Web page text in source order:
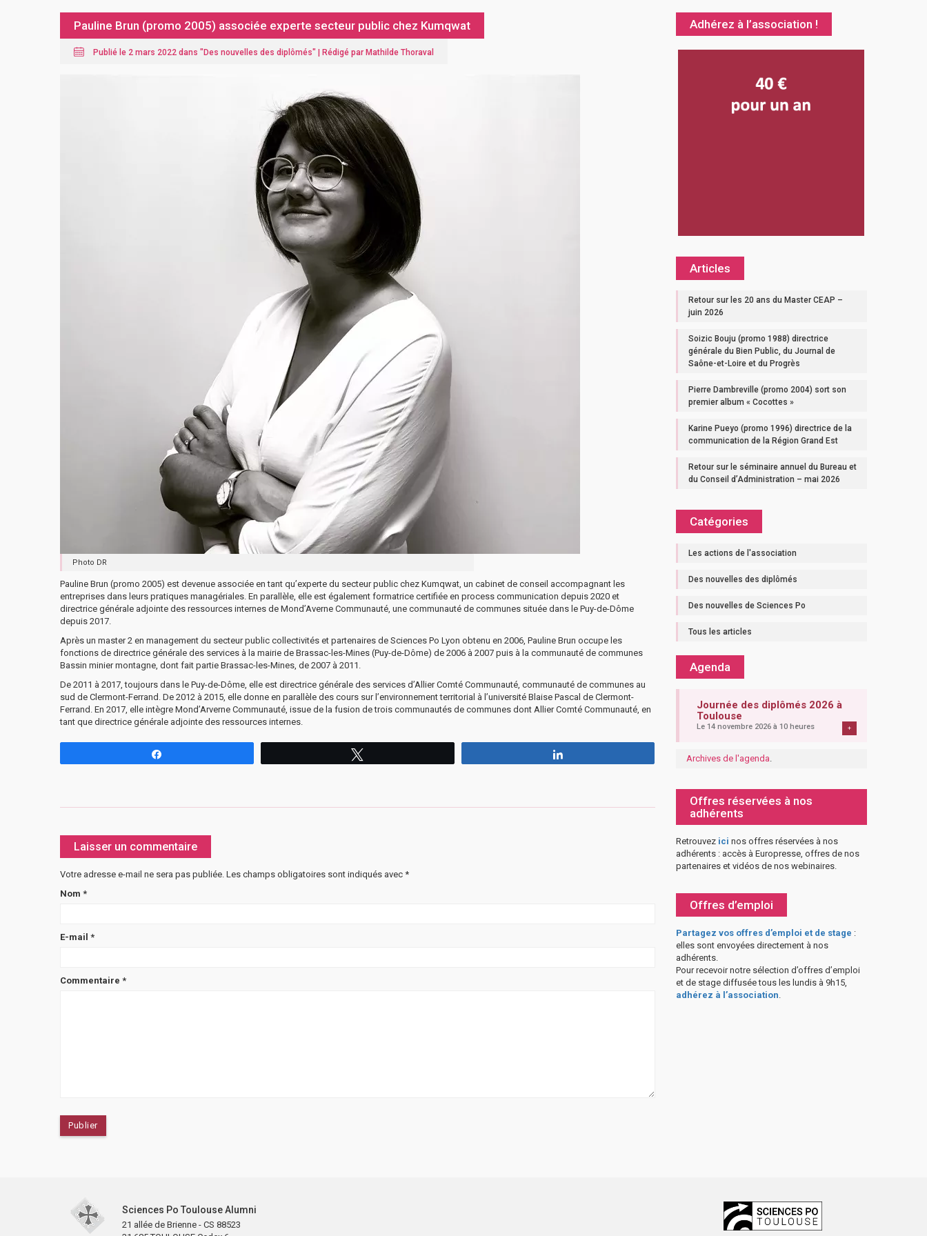
Pauline Brun (promo 2005) associée experte secteur public chez Kumqwat
Publié le 2 mars 2022 dans "Des nouvelles des diplômés" | Rédigé par Mathilde Thoraval
Photo DR
Pauline Brun (promo 2005) est devenue associée en tant qu’experte du secteur public chez Kumqwat, un cabinet de conseil accompagnant les
entreprises dans leurs pratiques managériales. En parallèle, elle est également formatrice certifiée en process communication depuis 2020 et
directrice générale adjointe des ressources internes de Mond’Averne Communauté, une communauté de communes située dans le Puy-de-Dôme
depuis 2017.
Après un master 2 en management du secteur public collectivités et partenaires de Sciences Po Lyon obtenu en 2006, Pauline Brun occupe les
fonctions de directrice générale des services à la mairie de Brassac-les-Mines (Puy-de-Dôme) de 2006 à 2007 puis à la communauté de communes
Bassin minier montagne, dont fait partie Brassac-les-Mines, de 2007 à 2011.
De 2011 à 2017, toujours dans le Puy-de-Dôme, elle est directrice générale des services d’Allier Comté Communauté, communauté de communes au
sud de Clermont-Ferrand. De 2012 à 2015, elle donne en parallèle des cours sur l’environnement territorial à l’université Blaise Pascal de Clermont-
Ferrand. En 2017, elle intègre Mond’Arverne Communauté, issue de la fusion de trois communautés de communes dont Allier Comté Communauté, en
tant que directrice générale adjointe des ressources internes.
Laisser un commentaire
Votre adresse e-mail ne sera pas publiée. Les champs obligatoires sont indiqués avec *
Nom *
E-mail *
Commentaire *
Adhérez à l’association !
Articles
Retour sur les 20 ans du Master CEAP –
juin 2026
Soizic Bouju (promo 1988) directrice
générale du Bien Public, du Journal de
Saône-et-Loire et du Progrès
Pierre Dambreville (promo 2004) sort son
premier album « Cocottes »
Karine Pueyo (promo 1996) directrice de la
communication de la Région Grand Est
Retour sur le séminaire annuel du Bureau et
du Conseil d’Administration – mai 2026
Catégories
Les actions de l'association
Des nouvelles des diplômés
Des nouvelles de Sciences Po
Tous les articles
Agenda
Journée des diplômés 2026 à
Toulouse
Le 14 novembre 2026 à 10 heures +
Archives de l'agenda.
Offres réservées à nos
adhérents
Retrouvez ici nos offres réservées à nos
adhérents : accès à Europresse, offres de nos
partenaires et vidéos de nos webinaires.
Offres d’emploi
Partagez vos offres d’emploi et de stage :
elles sont envoyées directement à nos
adhérents.
Pour recevoir notre sélection d’offres d’emploi
et de stage diffusée tous les lundis à 9h15,
adhérez à l’association.
Sciences Po Toulouse Alumni
21 allée de Brienne - CS 88523